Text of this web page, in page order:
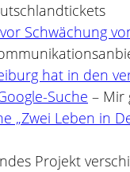
Schwächung
hat in den
Suche – Mir
„Zwei Leben in
Projekt